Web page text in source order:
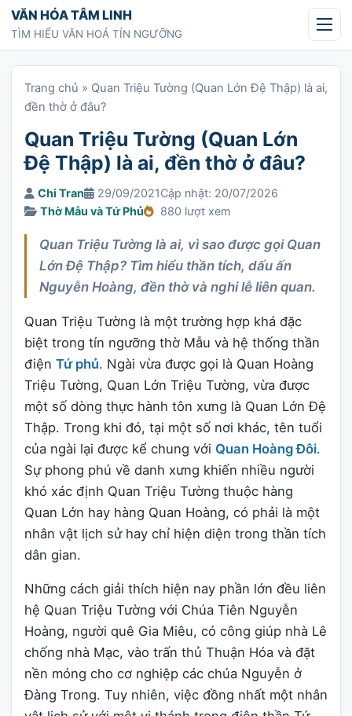
Chuyển tới nội dung
VĂN HÓA TÂM LINH
TÌM HIỂU VĂN HOÁ TÍN NGƯỠNG
Trang chủ » Quan Triệu Tường (Quan Lớn Đệ Thập) là ai,
đền thờ ở đâu?
Quan Triệu Tường (Quan Lớn
Đệ Thập) là ai, đền thờ ở đâu?
Chi Tran 29/09/2021Cập nhật: 20/07/2026
Thờ Mẫu và Tứ Phủ
880 lượt xem
Quan Triệu Tường là ai, vì sao được gọi Quan
Lớn Đệ Thập? Tìm hiểu thần tích, dấu ấn
Nguyễn Hoàng, đền thờ và nghi lễ liên quan.
Quan Triệu Tường là một trường hợp khá đặc
biệt trong tín ngưỡng thờ Mẫu và hệ thống thần
điện Tứ phủ. Ngài vừa được gọi là Quan Hoàng
Triệu Tường, Quan Lớn Triệu Tường, vừa được
một số dòng thực hành tôn xưng là Quan Lớn Đệ
Thập. Trong khi đó, tại một số nơi khác, tên tuổi
của ngài lại được kể chung với Quan Hoàng Đôi.
Sự phong phú về danh xưng khiến nhiều người
khó xác định Quan Triệu Tường thuộc hàng
Quan Lớn hay hàng Quan Hoàng, có phải là một
nhân vật lịch sử hay chỉ hiện diện trong thần tích
dân gian.
Những cách giải thích hiện nay phần lớn đều liên
hệ Quan Triệu Tường với Chúa Tiên Nguyễn
Hoàng, người quê Gia Miêu, có công giúp nhà Lê
chống nhà Mạc, vào trấn thủ Thuận Hóa và đặt
nền móng cho cơ nghiệp các chúa Nguyễn ở
Đàng Trong. Tuy nhiên, việc đồng nhất một nhân